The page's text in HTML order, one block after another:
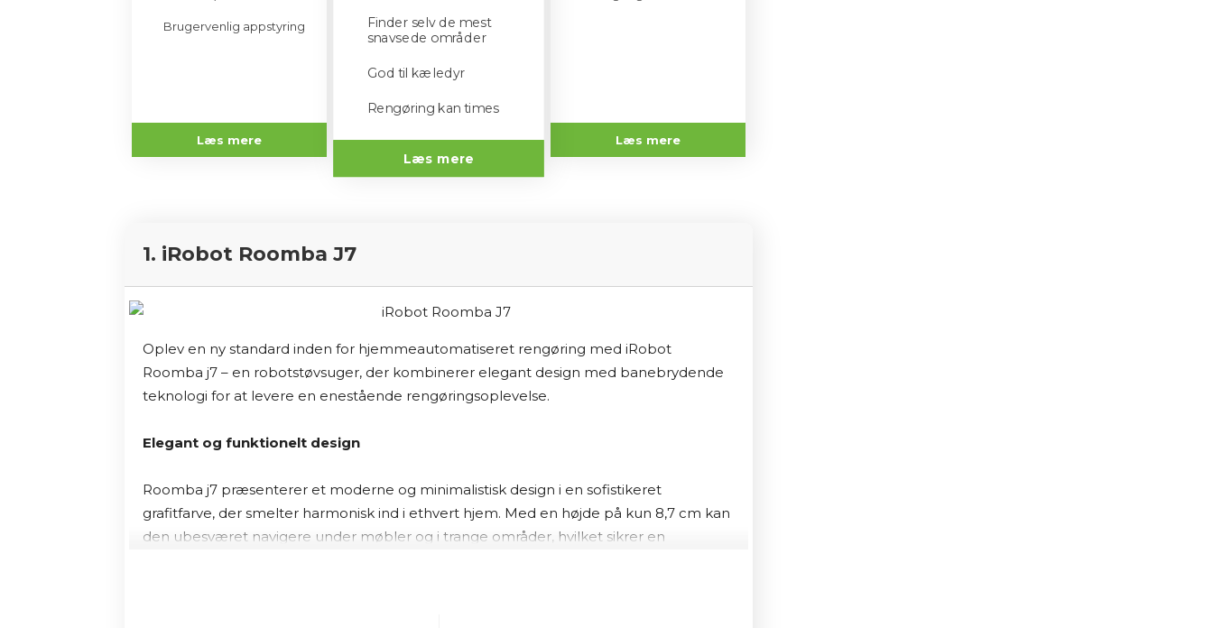
Brugervenlig appstyring
Læs mere
Finder selv de mest
snavsede områder
God til kæledyr
Rengøring kan times
Læs mere
Læs mere
1. iRobot Roomba J7
Oplev en ny standard inden for hjemmeautomatiseret rengøring med iRobot
Roomba j7 – en robotstøvsuger, der kombinerer elegant design med banebrydende
teknologi for at levere en enestående rengøringsoplevelse.
Elegant og funktionelt design
Roomba j7 præsenterer et moderne og minimalistisk design i en sofistikeret
grafitfarve, der smelter harmonisk ind i ethvert hjem. Med en højde på kun 8,7 cm kan
den ubesværet navigere under møbler og i trange områder, hvilket sikrer en